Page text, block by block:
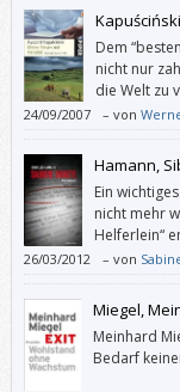
Dem
nicht nur
die Welt zu
Buch.
24/09/2007 – von
Hamann,
Ein
nicht mehr
Helferlein“
26/03/2012 – von
Miegel,
Meinhard
Bedarf